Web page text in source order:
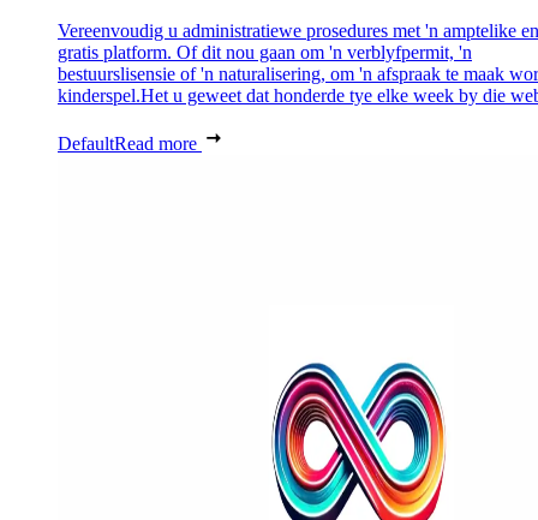
Vereenvoudig u administratiewe prosedures met 'n amptelike en
gratis platform. Of dit nou gaan om 'n verblyfpermit, 'n
bestuurslisensie of 'n naturalisering, om 'n afspraak te maak
kinderspel.Het u geweet dat honderde tye elke week by die
DefaultRead more